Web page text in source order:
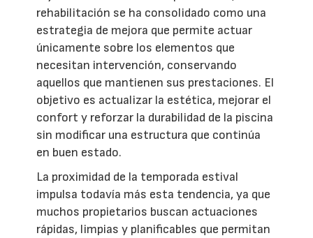
rehabilitación se ha consolidado como una
estrategia de mejora que permite actuar
únicamente sobre los elementos que
necesitan intervención, conservando
aquellos que mantienen sus prestaciones. El
objetivo es actualizar la estética, mejorar el
confort y reforzar la durabilidad de la piscina
sin modificar una estructura que continúa
en buen estado.
La proximidad de la temporada estival
impulsa todavía más esta tendencia, ya que
muchos propietarios buscan actuaciones
rápidas, limpias y planificables que permitan